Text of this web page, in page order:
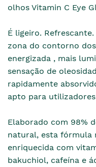
olhos Vitamin C Eye
É ligeiro.
zona do contorno
energizada , mais
sensação de
rapidamente
apto para
Elaborado com 98%
natural, esta fórmula
enriquecida com
bakuchiol, cafeína e